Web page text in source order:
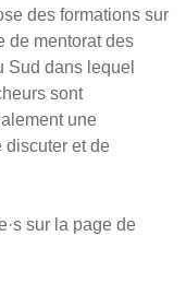
des formations sur
de mentorat des
Sud dans lequel
sont
une
discuter et de
sur la page de